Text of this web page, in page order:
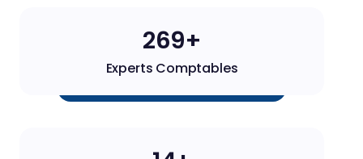
270+
Experts Comptables